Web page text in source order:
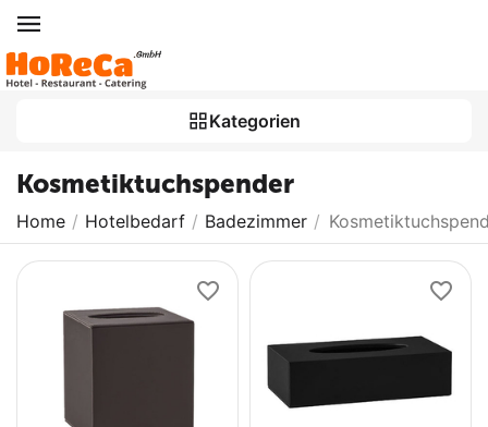
Kategorien
Kosmetiktuchspender
Home / Hotelbedarf / Badezimmer /